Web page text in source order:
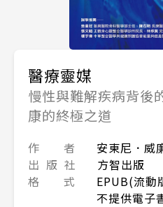
醫療靈媒
慢性與難解疾病背後
康的終極之道
作 者
安東尼．威
出 版 社
方智出版
格 式
EPUB(流動
不提供電子